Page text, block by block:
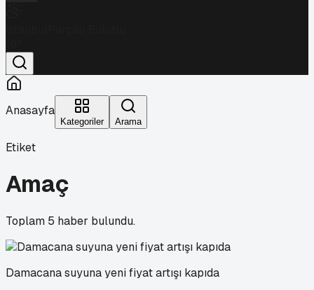
Anasayfa
Kategoriler Arama
Etiket
Amaç
Toplam 5 haber bulundu.
Damacana suyuna yeni fiyat artışı kapıda